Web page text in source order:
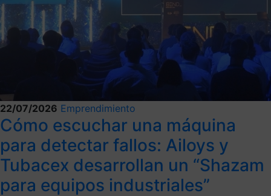
22/07/2026 Emprendimiento
Cómo escuchar una máquina
para detectar fallos: Ailoys y
Tubacex desarrollan un “Shazam
para equipos industriales”